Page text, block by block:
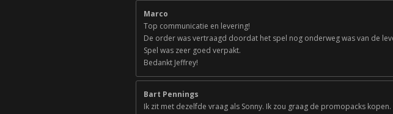
Marco
Top communicatie en levering!
De order was vertraagd doordat het spel nog onderweg was van de
Spel was zeer goed verpakt.
Bedankt Jeffrey!
Bart Pennings
Ik zit met dezelfde vraag als Sonny. Ik zou graag de promopacks